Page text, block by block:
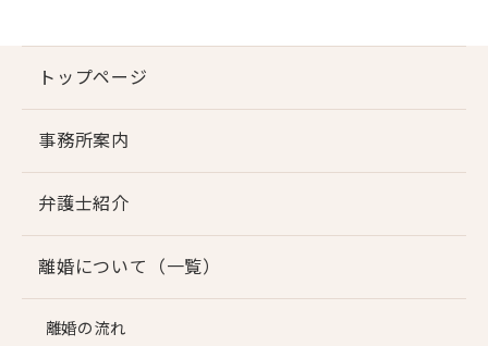
トップページ
事務所案内
弁護士紹介
離婚について（一覧）
離婚の流れ